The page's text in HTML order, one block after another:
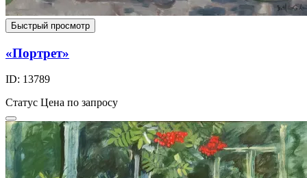
Быстрый просмотр
«Портрет»
ID: 13789
Статус Цена по запросу